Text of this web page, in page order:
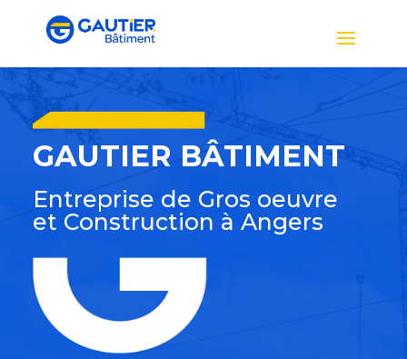
GAUTIER BÂTIMENT
Entreprise de Gros oeuvre
et Construction à Angers